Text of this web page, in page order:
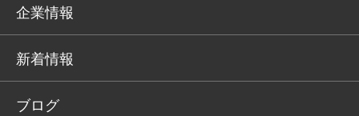
企業情報
新着情報
ブログ